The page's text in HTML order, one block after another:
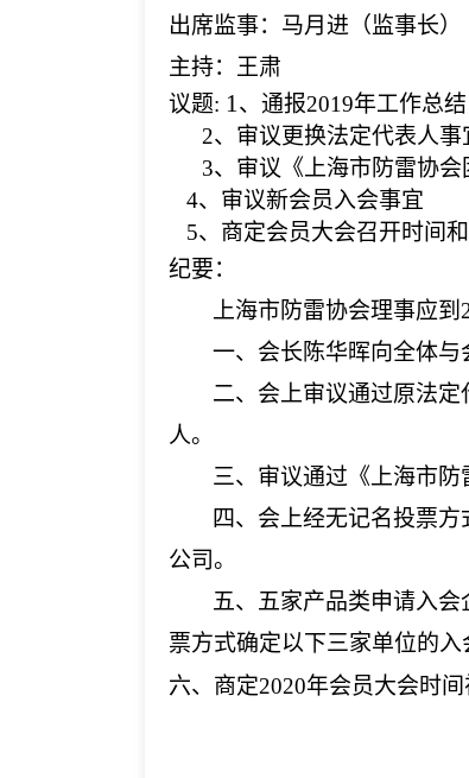
出席监事：马月进（监事长）
主持：王肃
议题: 1、通报2019年工作总
2、审议更换法定代表人事
3、审议《上海市防雷协
4、审议新会员入会事宜
5、商定会员大会召开时间
纪要：
上海市防雷协会理事应到
一、会长陈华晖向全体与
二、会上审议通过原法
人。
三、审议通过《上海市防
四、会上经无记名投票
公司。
五、五家产品类申请入
票方式确定以下三家单位的
六、商定2020年会员大会时